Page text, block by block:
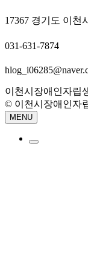
17367 경기도 이천
031-631-7874
이천시장애인자립
© 이천시장애인자
MENU